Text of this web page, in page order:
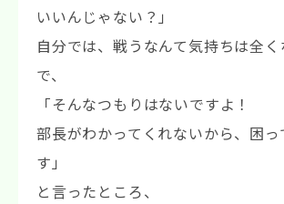
いいんじゃない？」
自分では、戦うなんて気持ちは全
で、
「そんなつもりはないですよ！
部長がわかってくれないから、困
す」
と言ったところ、